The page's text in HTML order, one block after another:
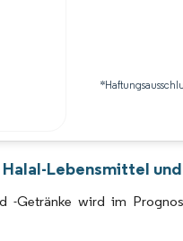
Lebensmittel
-Getränke wird im